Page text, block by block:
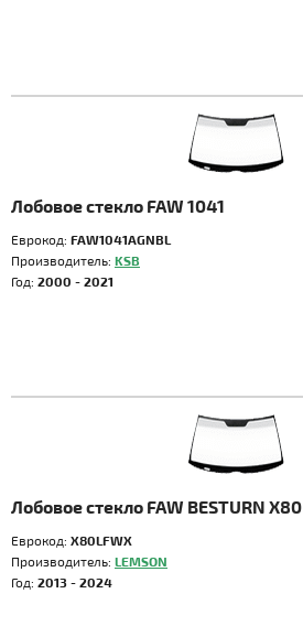
Лобовое стекло FAW 1041
Еврокод: FAW1041AGNBL
Производитель: KSB
Год: 2000 - 2021
Лобовое стекло FAW BESTURN X80
Еврокод: X80LFWX
Производитель: LEMSON
Год: 2013 - 2024